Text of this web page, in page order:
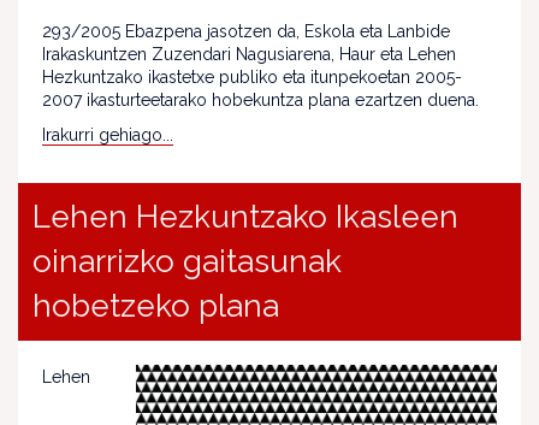
293/2005 Ebazpena jasotzen da, Eskola eta Lanbide
Irakaskuntzen Zuzendari Nagusiarena, Haur eta Lehen
Hezkuntzako ikastetxe publiko eta itunpekoetan 2005-
2007 ikasturteetarako hobekuntza plana ezartzen duena.
Irakurri gehiago...
Lehen Hezkuntzako Ikasleen
oinarrizko gaitasunak
hobetzeko plana
Lehen